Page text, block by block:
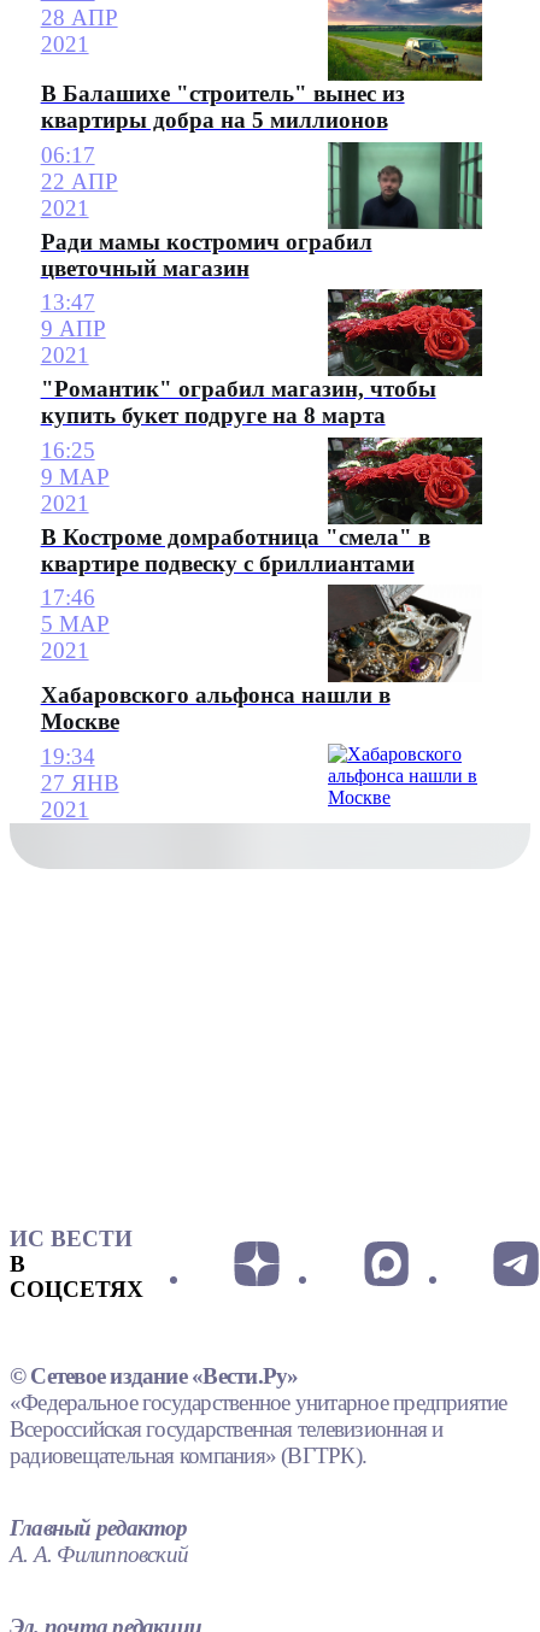
28 АПР
2021
В Балашихе "строитель" вынес из
квартиры добра на 5 миллионов
06:17
22 АПР
2021
Ради мамы костромич ограбил
цветочный магазин
13:47
9 АПР
2021
"Романтик" ограбил магазин, чтобы
купить букет подруге на 8 марта
16:25
9 МАР
2021
В Костроме домработница "смела" в
квартире подвеску с бриллиантами
17:46
5 МАР
2021
Хабаровского альфонса нашли в
Москве
19:34
27 ЯНВ
2021
ИС ВЕСТИ
В
СОЦСЕТЯХ
© Сетевое издание «Вести.Ру»
«Федеральное государственное унитарное предприятие
Всероссийская государственная телевизионная и
радиовещательная компания» (ВГТРК).
Главный редактор
А. А. Филипповский
Эл. почта редакции